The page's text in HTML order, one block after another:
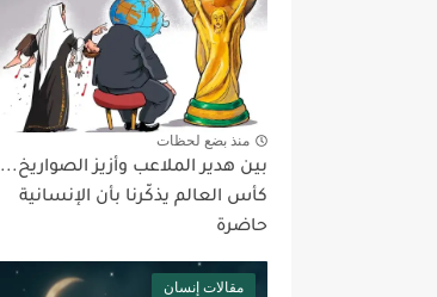
منذ بضع لحظات
بين هدير الملاعب وأزيز الصواريخ...
كأس العالم يذكّرنا بأن الإنسانية
حاضرة
مقالات إنسان